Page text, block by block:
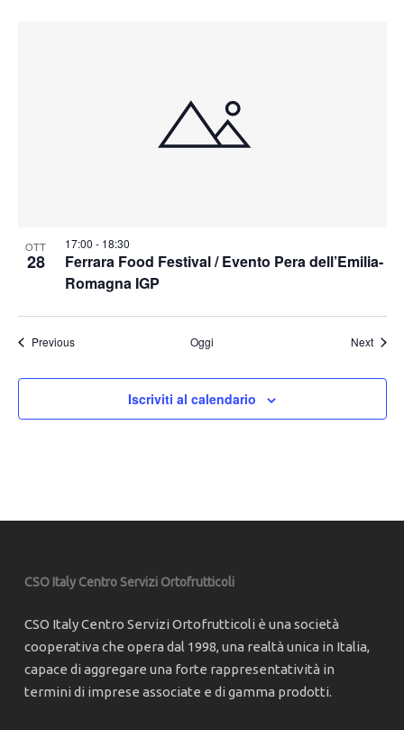
OTT
28
17:00 - 18:30
Ferrara Food Festival / Evento Pera dell’Emilia-
Romagna IGP
PreviousEventi Oggi NextEventi
Iscriviti al calendario
CSO Italy Centro Servizi Ortofrutticoli
CSO Italy Centro Servizi Ortofrutticoli è una società
cooperativa che opera dal 1998, una realtà unica in Italia,
capace di aggregare una forte rappresentatività in
termini di imprese associate e di gamma prodotti.